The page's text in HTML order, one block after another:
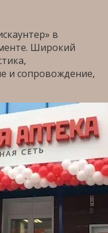
в
Широкий
и сопровождение,